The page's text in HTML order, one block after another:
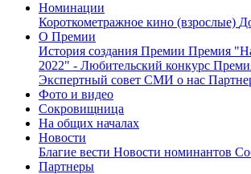
Номинации
Короткометражное кино (взрослые)
О Премии
История создания Премии Премия
2022" - Любительский конкурс
Экспертный совет СМИ о нас
Фото и видео
Сокровищница
На общих началах
Новости
Благие вести Новости номинантов
Партнеры